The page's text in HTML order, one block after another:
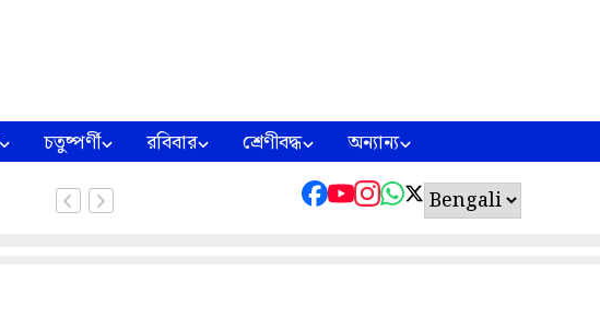
চতুষ্পর্ণী রবিবার শ্রেণীবদ্ধ অন্যান্য